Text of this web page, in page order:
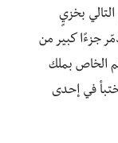
بخزيٍ
جزءًا كبير من
الخاص بملك
في إحدى